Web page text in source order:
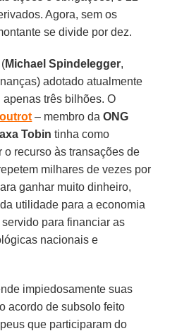
Agora, sem os
se divide por dez.
Michael Spindelegger,
adotado atualmente
três bilhões. O
– membro daONG
Tobin tinha como
o recurso às transações de
milhares de vezes por
ganhar muito dinheiro,
utilidade para a economia
servido para financiar as
nacionais e
impiedosamente suas
acordo de subsolo feito
que participaram do